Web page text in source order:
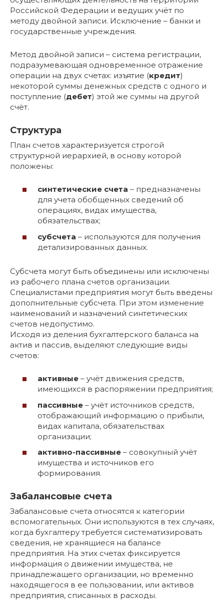
Российской Федерации и ведущих учёт по
методу двойной записи. Исключение – банки и
государственные учреждения.
Метод двойной записи – система регистрации,
подразумевающая одновременное отражение
операции на двух счетах: изъятие (кредит)
некоторой суммы денежных средств с одного и
поступление (дебет) этой же суммы на другой
счёт.
Структура
План счетов характеризуется строгой
структурной иерархией, в основу которой
положены:
синтетические счета – предназначены
для учета обобщенных сведений об
операциях, видах имущества,
обязательствах;
субсчета – используются для получения
детализированных данных.
Субсчета могут быть объединены или исключены
из рабочего плана счетов организации.
Специалистами предприятия могут быть введены
дополнительные субсчета. При этом изменение
наименований и назначений синтетических
счетов недопустимо.
Исходя из деления бухгалтерского баланса на
актив и пассив, выделяют следующие виды
счетов:
активные – учёт движения средств,
имеющихся в распоряжении предприятия;
пассивные – учёт источников средств,
отображающий информацию о прибыли,
видах капитала, обязательствах
организации;
активно-пассивные – совокупный учёт
имущества и источников его
формирования.
Забалансовые счета
Забалансовые счета относятся к категории
вспомогательных. Они используются в тех случаях,
когда бухгалтеру требуется систематизировать
сведения, не хранящиеся на балансе
предприятия. На этих счетах фиксируется
информация о движении имущества, не
принадлежащего организации, но временно
находящегося в ее пользовании, или активов
предприятия, списанных в расходы.